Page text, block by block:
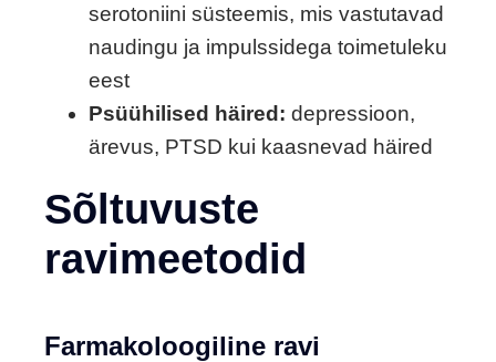
serotoniini süsteemis, mis vastutavad
naudingu ja impulssidega toimetuleku
eest
Psüühilised häired: depressioon,
ärevus, PTSD kui kaasnevad häired
Sõltuvuste
ravimeetodid
Farmakoloogiline ravi